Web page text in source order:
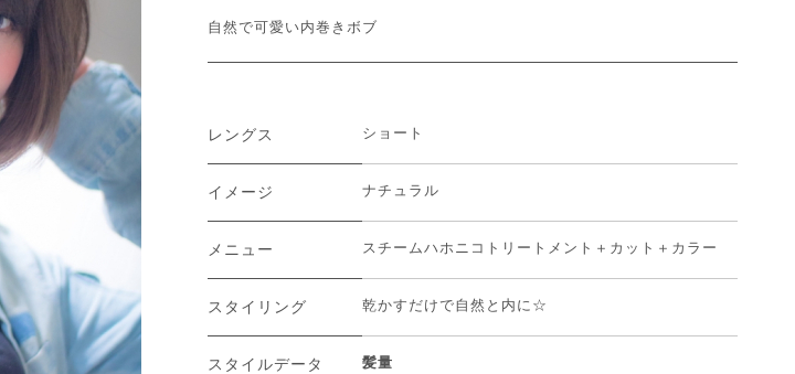
自然で可愛い内巻きボブ
レングス ショート
イメージ ナチュラル
メニュー スチームハホニコトリートメント＋カット＋カラー
スタイリング 乾かすだけで自然と内に☆
スタイルデータ
髪量